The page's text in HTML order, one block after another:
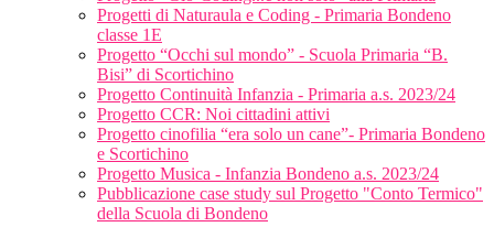
Progetti di Naturaula e Coding - Primaria Bondeno
classe 1E
Progetto “Occhi sul mondo” - Scuola Primaria “B.
Bisi” di Scortichino
Progetto Continuità Infanzia - Primaria a.s. 2023/24
Progetto CCR: Noi cittadini attivi
Progetto cinofilia “era solo un cane”- Primaria Bondeno
e Scortichino
Progetto Musica - Infanzia Bondeno a.s. 2023/24
Pubblicazione case study sul Progetto "Conto Termico"
della Scuola di Bondeno